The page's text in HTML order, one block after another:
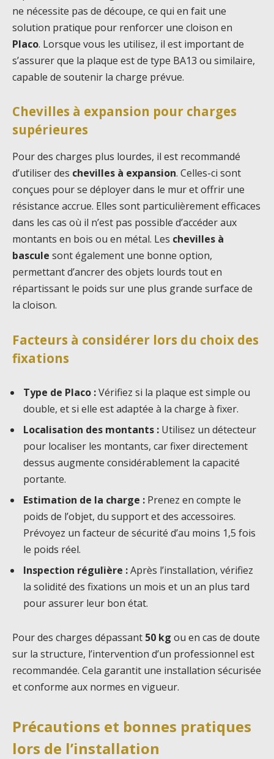
ne nécessite pas de découpe, ce qui en fait une
solution pratique pour renforcer une cloison en
Placo. Lorsque vous les utilisez, il est important de
s’assurer que la plaque est de type BA13 ou similaire,
capable de soutenir la charge prévue.
Chevilles à expansion pour charges
supérieures
Pour des charges plus lourdes, il est recommandé
d’utiliser des chevilles à expansion. Celles-ci sont
conçues pour se déployer dans le mur et offrir une
résistance accrue. Elles sont particulièrement efficaces
dans les cas où il n’est pas possible d’accéder aux
montants en bois ou en métal. Les chevilles à
bascule sont également une bonne option,
permettant d’ancrer des objets lourds tout en
répartissant le poids sur une plus grande surface de
la cloison.
Facteurs à considérer lors du choix des
fixations
Type de Placo :Vérifiez si la plaque est simple ou
double, et si elle est adaptée à la charge à fixer.
Localisation des montants : Utilisez un détecteur
pour localiser les montants, car fixer directement
dessus augmente considérablement la capacité
portante.
Estimation de la charge : Prenez en compte le
poids de l’objet, du support et des accessoires.
Prévoyez un facteur de sécurité d’au moins 1,5 fois
le poids réel.
Inspection régulière :Après l’installation, vérifiez
la solidité des fixations un mois et un an plus tard
pour assurer leur bon état.
Pour des charges dépassant 50 kg ou en cas de doute
sur la structure, l’intervention d’un professionnel est
recommandée. Cela garantit une installation sécurisée
et conforme aux normes en vigueur.
Précautions et bonnes pratiques
lors de l’installation